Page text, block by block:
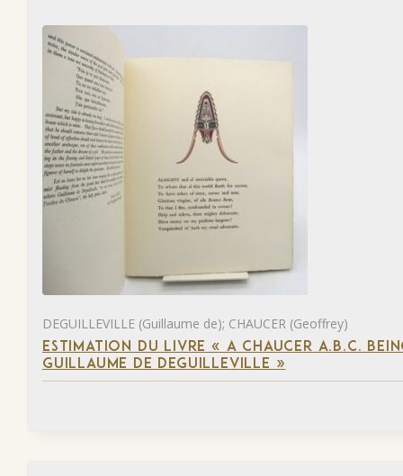
DEGUILLEVILLE (Guillaume de); CHAUCER (Geoffrey)
ESTIMATION DU LIVRE « A CHAUCER A.B.C.
GUILLAUME DE DEGUILLEVILLE »